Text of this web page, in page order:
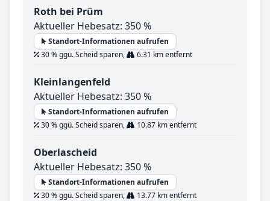
Roth bei Prüm
Aktueller Hebesatz: 350 %
Standort-Informationen aufrufen
30 % ggü. Scheid sparen,
6.31 km entfernt
Kleinlangenfeld
Aktueller Hebesatz: 350 %
Standort-Informationen aufrufen
30 % ggü. Scheid sparen,
10.87 km entfernt
Oberlascheid
Aktueller Hebesatz: 350 %
Standort-Informationen aufrufen
30 % ggü. Scheid sparen,
13.77 km entfernt